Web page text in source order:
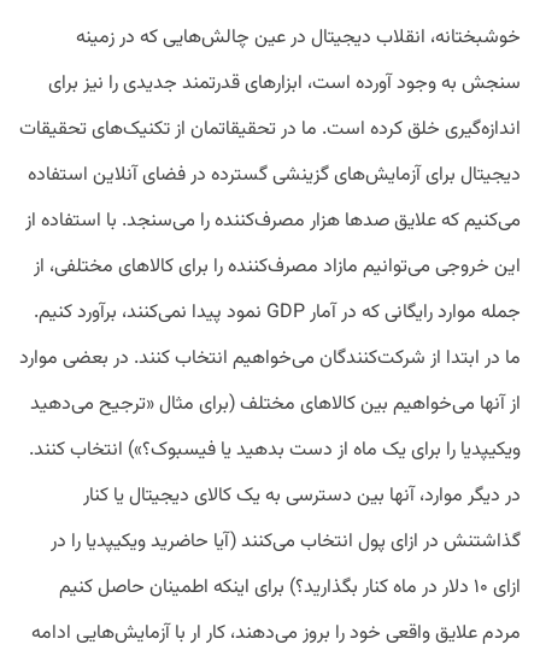
خوشبختانه، انقلاب دیجیتال در عین چالش‌هایی که در زمینه
سنجش به وجود آورده است، ابزارهای قدرتمند جدیدی را نیز برای
اندازه‌گیری خلق کرده است. ما در تحقیقاتمان از تکنیک‌های تحقیقات
دیجیتال برای آزمایش‌های گزینشی گسترده در فضای آنلاین استفاده
می‌کنیم که علایق صدها هزار مصرف‌کننده را می‌سنجد. با استفاده از
این خروجی می‌توانیم مازاد مصرف‌کننده را برای کالاهای مختلفی، از
جمله موارد رایگانی که در آمار GDP نمود پیدا نمی‌کنند، برآورد کنیم.
ما در ابتدا از شرکت‌کنندگان می‌خواهیم انتخاب کنند. در بعضی موارد
از آنها می‌خواهیم بین کالاهای مختلف (برای مثال «ترجیح می‌دهید
ویکیپدیا را برای یک ماه از دست بدهید یا فیسبوک؟») انتخاب کنند.
در دیگر موارد، آنها بین دسترسی به یک کالای دیجیتال یا کنار
گذاشتنش در ازای پول انتخاب می‌کنند (آیا حاضرید ویکیپدیا را در
ازای ۱۰ دلار در ماه کنار بگذارید؟) برای اینکه اطمینان حاصل کنیم
مردم علایق واقعی خود را بروز می‌دهند، کار ار با آزمایش‌هایی ادامه